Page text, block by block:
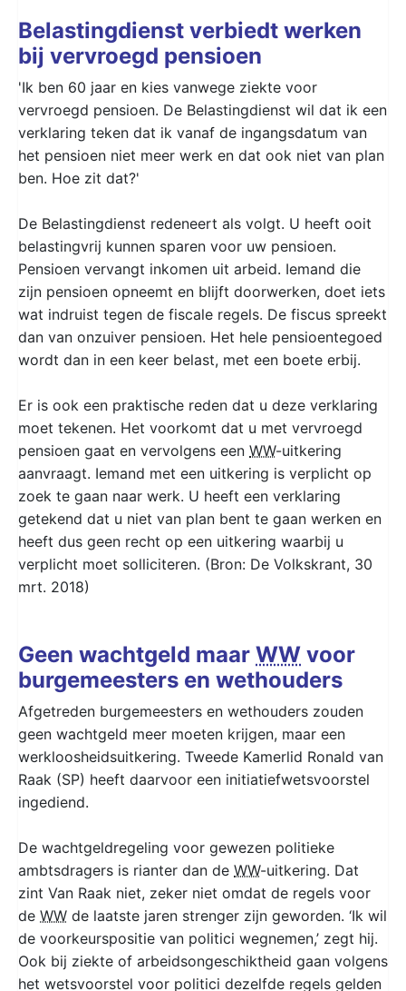
Belastingdienst verbiedt werken
bij vervroegd pensioen
'Ik ben 60 jaar en kies vanwege ziekte voor
vervroegd pensioen. De Belastingdienst wil dat ik een
verklaring teken dat ik vanaf de ingangsdatum van
het pensioen niet meer werk en dat ook niet van plan
ben. Hoe zit dat?'
De Belastingdienst redeneert als volgt. U heeft ooit
belastingvrij kunnen sparen voor uw pensioen.
Pensioen vervangt inkomen uit arbeid. Iemand die
zijn pensioen opneemt en blijft doorwerken, doet iets
wat indruist tegen de fiscale regels. De fiscus spreekt
dan van onzuiver pensioen. Het hele pensioentegoed
wordt dan in een keer belast, met een boete erbij.
Er is ook een praktische reden dat u deze verklaring
moet tekenen. Het voorkomt dat u met vervroegd
pensioen gaat en vervolgens een WW-uitkering
aanvraagt. Iemand met een uitkering is verplicht op
zoek te gaan naar werk. U heeft een verklaring
getekend dat u niet van plan bent te gaan werken en
heeft dus geen recht op een uitkering waarbij u
verplicht moet solliciteren. (Bron: De Volkskrant, 30
mrt. 2018)
Geen wachtgeld maar WW voor
burgemeesters en wethouders
Afgetreden burgemeesters en wethouders zouden
geen wachtgeld meer moeten krijgen, maar een
werkloosheidsuitkering. Tweede Kamerlid Ronald van
Raak (SP) heeft daarvoor een initiatiefwetsvoorstel
ingediend.
De wachtgeldregeling voor gewezen politieke
ambtsdragers is rianter dan de WW-uitkering. Dat
zint Van Raak niet, zeker niet omdat de regels voor
de WW de laatste jaren strenger zijn geworden. ‘Ik wil
de voorkeurspositie van politici wegnemen,’ zegt hij.
Ook bij ziekte of arbeidsongeschiktheid gaan volgens
het wetsvoorstel voor politici dezelfde regels gelden